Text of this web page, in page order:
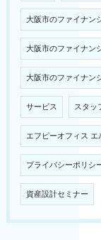
大阪市のファイナン
大阪市のファイナン
大阪市のファイナン
サービス スタッ
エフピーオフィス エ
プライバシーポリシ
資産設計セミナー